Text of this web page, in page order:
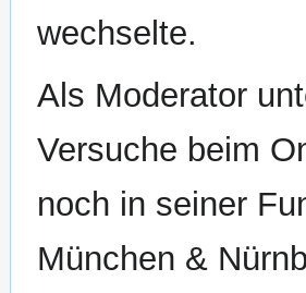
wechselte.
Als Moderator
Versuche beim
noch in seiner
München &